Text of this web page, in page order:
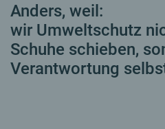
Anders, weil:
wir Umweltschutz
Schuhe schieben,
Verantwortung